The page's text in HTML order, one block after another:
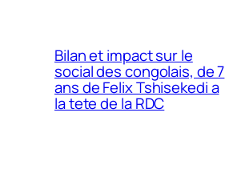
Bilan et impact sur le
social des congolais, de 7
ans de Felix Tshisekedi a
la tete de la RDC